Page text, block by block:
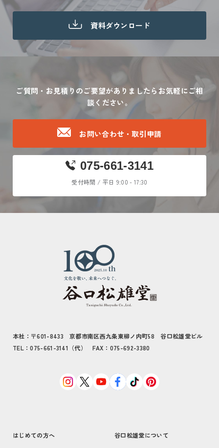
資料ダウンロード
ご質問・お見積りのご要望がありましたらお気軽にご相
談ください。
お問い合わせ・取引申請
075-661-3141
受付時間 / 平日 9:00 - 17:30
本社：〒601-8433 京都市南区西九条東柳ノ内町58 谷口松雄堂ビル
TEL：075-661-3141（代） FAX：075-692-3380
はじめての方へ 谷口松雄堂について